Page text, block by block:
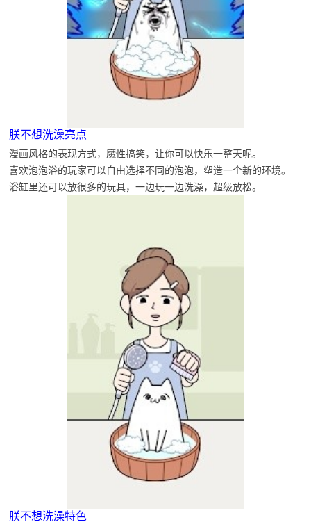
朕不想洗澡亮点
漫画风格的表现方式，魔性搞笑，让你可以快乐一整天呢。
喜欢泡泡浴的玩家可以自由选择不同的泡泡，塑造一个新的环境。
浴缸里还可以放很多的玩具，一边玩一边洗澡，超级放松。
朕不想洗澡特色